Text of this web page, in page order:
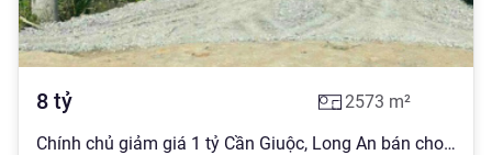
8 tỷ 2573 m²
Chính chủ giảm giá 1 tỷ Cần Giuộc, Long An bán cho ACE đầu tư